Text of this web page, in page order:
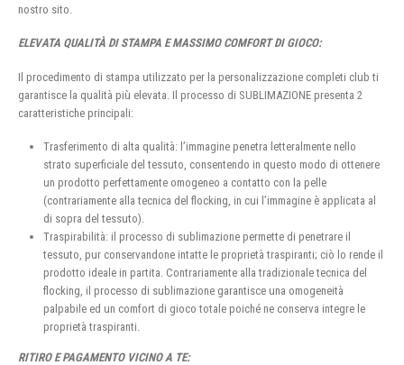
nostro sito.
ELEVATA QUALITÀ DI STAMPA E MASSIMO COMFORT DI GIOCO:
Il procedimento di stampa utilizzato per la personalizzazione completi club ti
garantisce la qualità più elevata. Il processo di SUBLIMAZIONE presenta 2
caratteristiche principali:
Trasferimento di alta qualità: l’immagine penetra letteralmente nello
strato superficiale del tessuto, consentendo in questo modo di ottenere
un prodotto perfettamente omogeneo a contatto con la pelle
(contrariamente alla tecnica del flocking, in cui l’immagine è applicata al
di sopra del tessuto).
Traspirabilità: il processo di sublimazione permette di penetrare il
tessuto, pur conservandone intatte le proprietà traspiranti; ciò lo rende il
prodotto ideale in partita. Contrariamente alla tradizionale tecnica del
flocking, il processo di sublimazione garantisce una omogeneità
palpabile ed un comfort di gioco totale poiché ne conserva integre le
proprietà traspiranti.
RITIRO E PAGAMENTO VICINO A TE: